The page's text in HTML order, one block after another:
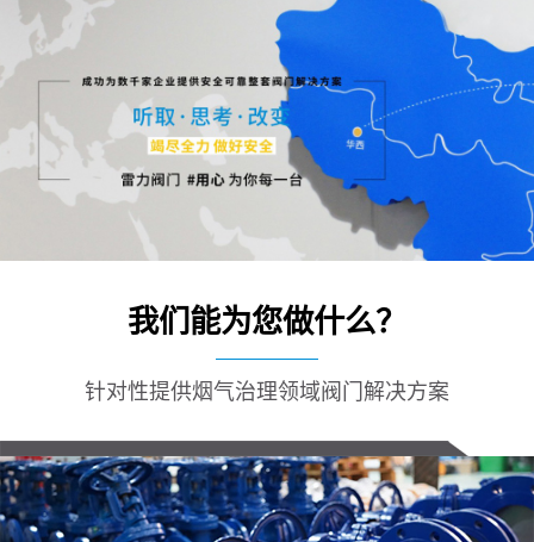
我们能为您做什么？
针对性提供烟气治理领域阀门解决方案